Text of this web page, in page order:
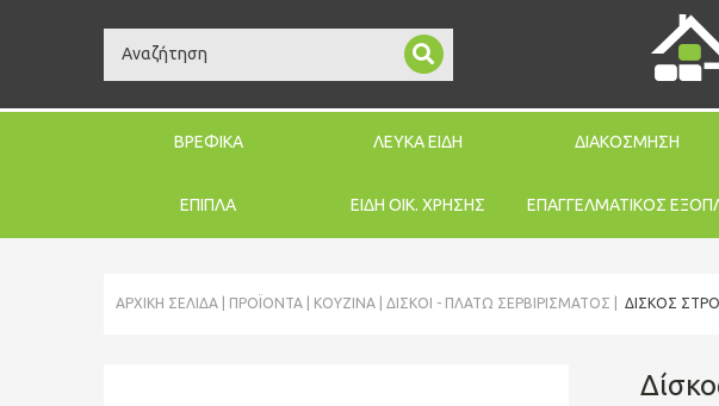
Search
ΒΡΕΦΙΚΑ ΛΕΥΚΑ ΕΙΔΗ ΔΙΑΚΟΣΜΗΣΗ
ΕΠΙΠΛΑ ΕΙΔΗ ΟΙΚ. ΧΡΗΣΗΣ ΕΠΑΓΓΕΛΜΑΤΙΚΟΣ
ΑΡΧΙΚΉ ΣΕΛΊΔΑ ΠΡΟΪΌΝΤΑ ΚΟΥΖΙΝΑ ΔΊΣΚΟΙ - ΠΛΑΤΏ ΣΕΡΒΙΡΊΣΜΑΤΟΣ ΔΊΣΚΟΣ